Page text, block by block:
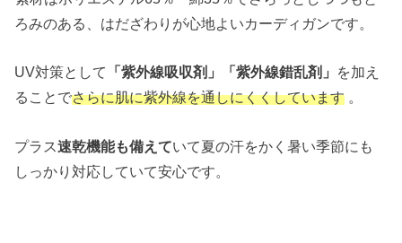
ろみのある、はだざわりが心地よいカーディガンです。
UV対策として 「紫外線吸収剤」「紫外線錯乱剤」 を加え
ることでさらに肌に紫外線を通しにくくしています 。
プラス速乾機能も備えていて夏の汗をかく暑い季節にも
しっかり対応していて安心です。